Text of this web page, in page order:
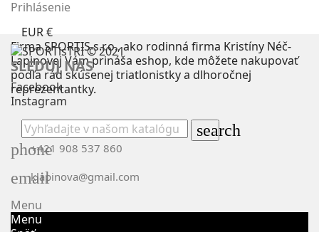
Prihlásenie
EUR €
Firma SPORTIS s.r.o., ako rodinná firma Kristíny Néč-
Lapinovej Vám prináša eshop, kde môžete nakupovať
podľa rád skúsenej triatlonistky a dlhoročnej
reprezentantky.
SLEDUJ NÁS
Facebook
Instagram
search
phone
+421 908 537 860
email
klapinova@gmail.com
Menu
Menu